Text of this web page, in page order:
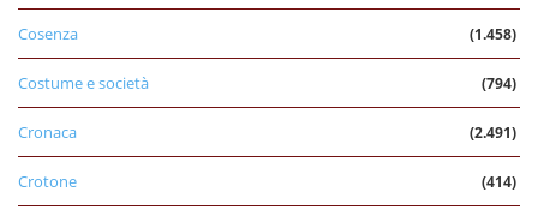
Cosenza (1.458)
Costume e società (794)
Cronaca (2.491)
Crotone (414)